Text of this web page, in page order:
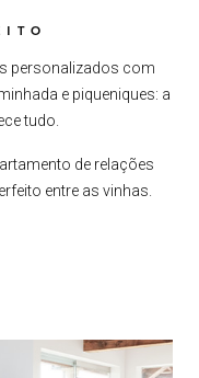
personalizados com
e piqueniques: a
tudo.
de relações
entre as vinhas.